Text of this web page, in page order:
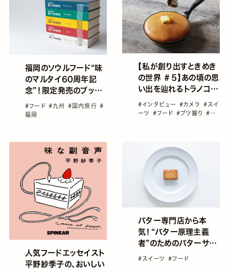
福岡のソウルフード“味
のマルタイ60周年記
念”！限定発売のブック
デザイン「BO-
RAMEN」がおしゃれ
#フード #九州 #国内旅行 #
福岡
【私が創り出すときめき
の世界 ＃５】あの頃の思
い出を辿れるトラノコク
さんの空想喫茶
#インタビュー #カメラ #スイ
ーツ #フード #ブツ撮り #私
人気フードエッセイスト
平野紗季子の、おいしい
バター専門店から本
気！“バター原理主義
者”のためのバターサン
ドが新登場
#スイーツ#フード